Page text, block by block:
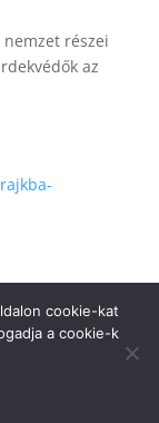
részei
az
cookie-kat
a cookie-k